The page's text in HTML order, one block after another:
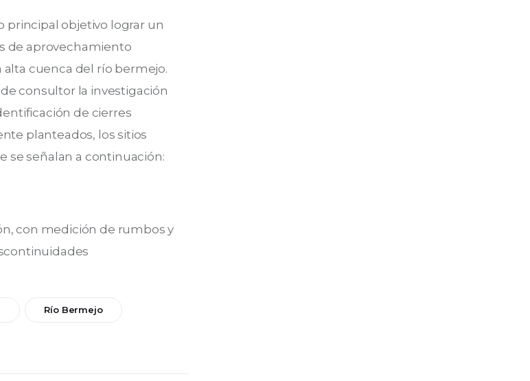
principal objetivo lograr un
de aprovechamiento
cuenca del río bermejo.
consultor la investigación
de cierres
planteados, los sitios
se señalan a continuación:
con medición de rumbos y
Río Bermejo